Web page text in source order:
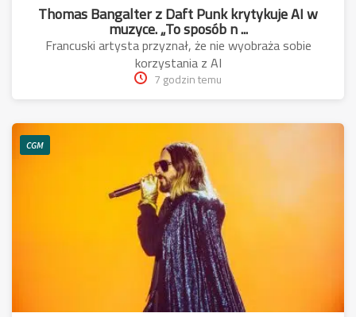
Thomas Bangalter z Daft Punk krytykuje AI w
muzyce. „To sposób n ...
Francuski artysta przyznał, że nie wyobraża sobie
korzystania z AI
7 godzin temu
CGM